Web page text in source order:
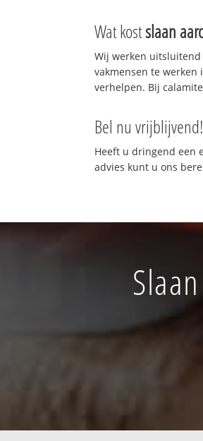
Wat kostslaan
Wij werken
vakmensen te
verhelpen. Bij
Bel nu vrijblijvend!
Heeft u dringend een
advies kunt u ons